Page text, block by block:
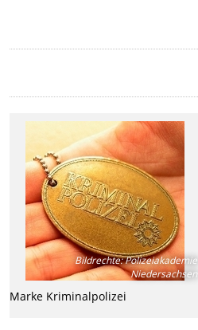
Bildrechte:Polizeiakademie
Niedersachsen
Marke Kriminalpolizei